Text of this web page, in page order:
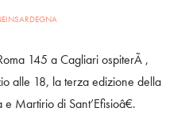
145 a Cagliari ospiterÃ ,
alle 18, la terza edizione della
Martirio di Sant’Efisioâ€.